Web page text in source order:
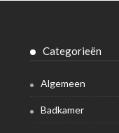
Categorieën
Algemeen
Badkamer